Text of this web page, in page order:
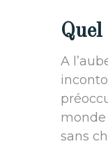
Quel
A
sans